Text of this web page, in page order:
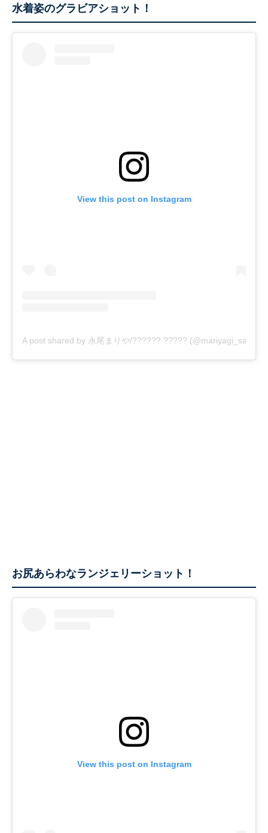
水着姿のグラビアショット！
View this post on Instagram
A post shared by 永尾まりや/?????? ????? (@mariyagi_san)
お尻あらわなランジェリーショット！
View this post on Instagram